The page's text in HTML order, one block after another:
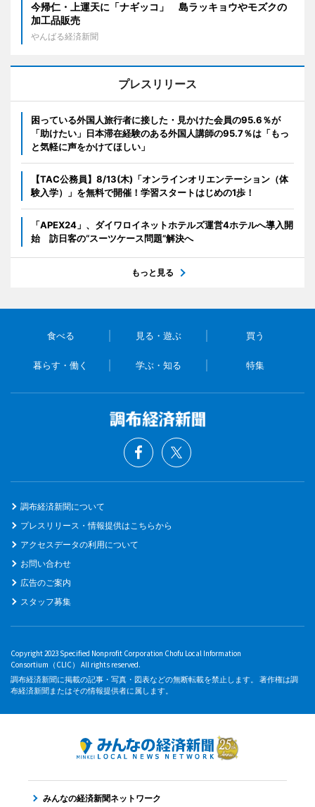
今帰仁・上運天に「ナギッコ」 島ラッキョウやモズクの
加工品販売
やんばる経済新聞
プレスリリース
困っている外国人旅行者に接した・見かけた会員の95.6％が
「助けたい」日本滞在経験のある外国人講師の95.7％は「もっ
と気軽に声をかけてほしい」
【TAC公務員】8/13(木)「オンラインオリエンテーション（体
験入学）」を無料で開催！学習スタートはじめの1歩！
「APEX24」、ダイワロイネットホテルズ運営4ホテルへ導入開
始 訪日客の“スーツケース問題”解決へ
もっと見る
食べる 見る・遊ぶ 買う
暮らす・働く 学ぶ・知る 特集
調布経済新聞について
プレスリリース・情報提供はこちらから
アクセスデータの利用について
お問い合わせ
広告のご案内
スタッフ募集
Copyright 2023 Specified Nonprofit Corporation Chofu Local Information
Consortium（CLIC） All rights reserved.
調布経済新聞に掲載の記事・写真・図表などの無断転載を禁止します。 著作権は調
布経済新聞またはその情報提供者に属します。
みんなの経済新聞ネットワーク